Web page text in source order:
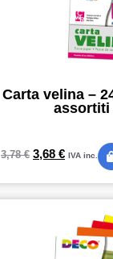
Carta velina –
assortiti
3,78€ 3,68 € IVA inc.